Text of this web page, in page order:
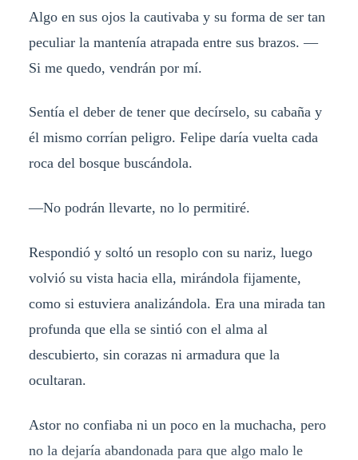
Algo en sus ojos la cautivaba y su forma de ser tan
peculiar la mantenía atrapada entre sus brazos. —
Si me quedo, vendrán por mí.
Sentía el deber de tener que decírselo, su cabaña y
él mismo corrían peligro. Felipe daría vuelta cada
roca del bosque buscándola.
—No podrán llevarte, no lo permitiré.
Respondió y soltó un resoplo con su nariz, luego
volvió su vista hacia ella, mirándola fijamente,
como si estuviera analizándola. Era una mirada tan
profunda que ella se sintió con el alma al
descubierto, sin corazas ni armadura que la
ocultaran.
Astor no confiaba ni un poco en la muchacha, pero
no la dejaría abandonada para que algo malo le